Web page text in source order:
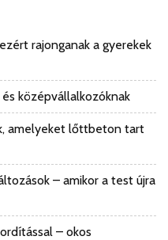
rajonganak a gyerekek
középvállalkozóknak
amelyeket lőttbeton tart
– amikor a test újra
– okos